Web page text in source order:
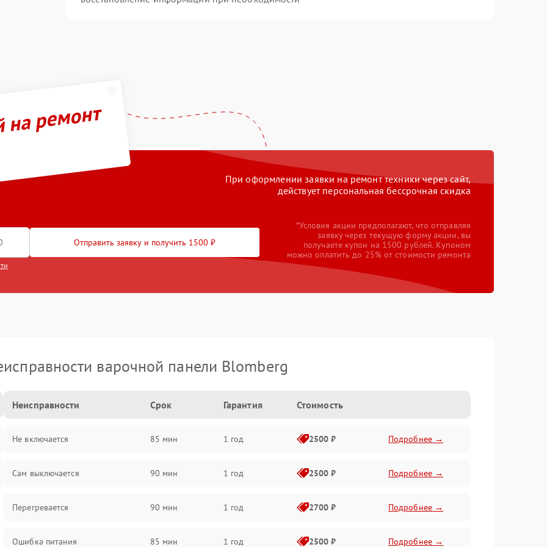
ремонт
При оформлении заявки на ремонт техники через сайт,
действует персональная бессрочная скидка
Отправить заявку и получить 1500 ₽
*Условия акции предполагают, что отправляя
заявку через текущую форму акции, вы
получаете купон на 1500 рублей. Купоном
можно оплатить до 25% от стоимости ремонта
варочной панели Blomberg
Неисправности Срок Гарантия Стоимость
Не включается 85 мин 1 год 2500 ₽ Подробнее →
Сам выключается 90 мин 1 год 2500 ₽ Подробнее →
Перегревается 90 мин 1 год 2700 ₽ Подробнее →
Ошибка питания 85 мин 1 год 2500 ₽ Подробнее →